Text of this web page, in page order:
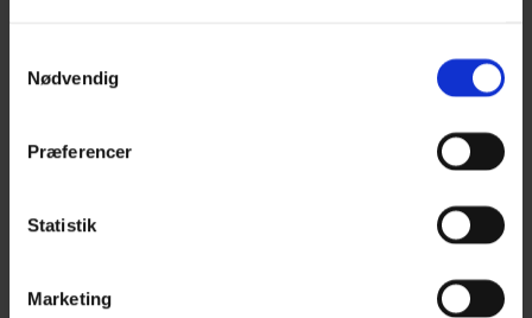
Nødvendig
Præferencer
Statistik
Marketing
Alpaka
Alice
Alva